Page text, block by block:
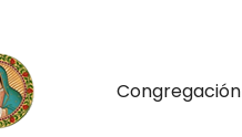
Congregación